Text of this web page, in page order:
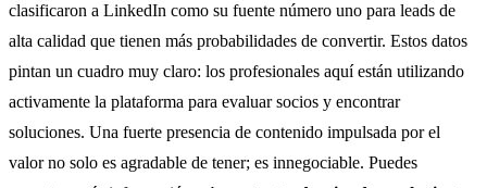
clasificaron a LinkedIn como su fuente número uno para leads de
alta calidad que tienen más probabilidades de convertir. Estos datos
pintan un cuadro muy claro: los profesionales aquí están utilizando
activamente la plataforma para evaluar socios y encontrar
soluciones. Una fuerte presencia de contenido impulsada por el
valor no solo es agradable de tener; es innegociable. Puedes